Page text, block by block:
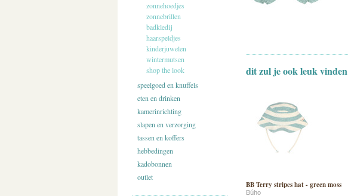
zonnehoedjes
zonnebrillen
badkledij
haarspeldjes
kinderjuwelen
wintermutsen
shop the look
speelgoed en knuffels
eten en drinken
kamerinrichting
slapen en verzorging
tassen en koffers
hebbedingen
kadobonnen
outlet
dit zul je ook leuk vinden
BB Terry stripes hat - green moss
Búho